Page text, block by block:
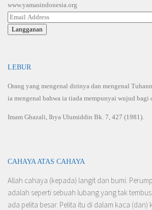
www.yamasindonesia.org
Email
Address
Langganan
LEBUR
Orang yang mengenal dirinya dan mengenal
ia mengenal bahwa ia tiada mempunyai wujud bagi
Imam Ghazali, Ihya Ulumiddin Bk. 7, 427 (1981).
CAHAYA ATAS CAHAYA
Allah cahaya (kepada) langit dan bumi.
adalah seperti sebuah lubang yang tak
ada pelita besar. Pelita itu di dalam kaca (dan)